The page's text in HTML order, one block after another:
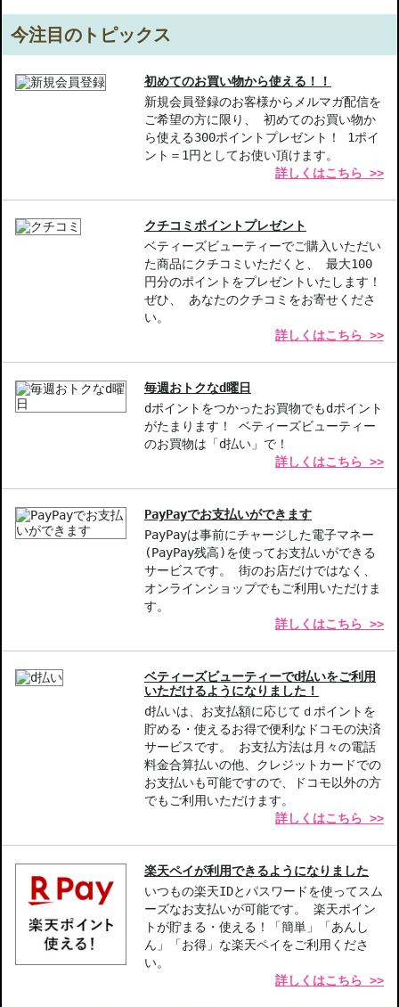
です。
【ご注意ください】
◇こちらの商品は代引きでの発送ができかねます。代引きでご注文
いただいた場合は、コンビニ後払いに変更をさせて頂きます。コン
ビニ後払いには、決済代行会社による審査がございます。予めご了
◇こちらの商品は、ヤマト運輸、佐川急便もしくは日本郵便で発送
をさせて頂きます。配送便のご指定はできません。
◇お届け日・お時間帯指定は承っておりません。
◇配送伝票の依頼主名、納品書に弊社以外の物流センター社名が記
載されることがあります。
◇上記注意書き記載がある商品の合計金額が16666円以上の場合、
別途手数料が発生する場合があります。予めご了承ください。
◇1件のご注文でも倉庫が異なる場合や配送用箱の関係で荷物を分割
して配送する場合がございます。予めご了承ください。また、明細
◇この商品はラッピングができません。
軽やかなクリームテクスチャー-肌にスーッと浸透し、重さを感じ
水分バリアをサポート-トレハロースとグリセリンが、肌の水分を
しっかり守る。
植物由来の成分配合-健康的な肌を引き出し、柔らかさと輝きを与
【こんな方へおすすめ】
商品番号：
JAN/UPC：768614178750
低刺激･敏感肌 肌のハリ・弾力
お肌のテカリ
今注目のトピックス
初めてのお買い物から使える！！
新規会員登録のお客様からメルマガ配信を
ご希望の方に限り、 初めてのお買い物か
ら使える300ポイントプレゼント！ 1ポイ
ント＝1円としてお使い頂けます。
詳しくはこちら >>
クチコミポイントプレゼント
ベティーズビューティーでご購入いただい
た商品にクチコミいただくと、 最大100
円分のポイントをプレゼントいたします！
ぜひ、 あなたのクチコミをお寄せくださ
い。
詳しくはこちら >>
毎週おトクなd曜日
dポイントをつかったお買物でもdポイント
がたまります！ ベティーズビューティー
のお買物は「d払い」で！
詳しくはこちら >>
PayPayでお支払いができます
PayPayは事前にチャージした電子マネー
(PayPay残高)を使ってお支払いができる
サービスです。 街のお店だけではなく、
オンラインショップでもご利用いただけま
す。
詳しくはこちら >>
ベティーズビューティーでd払いをご利用
いただけるようになりました！
d払いは、お支払額に応じてｄポイントを
貯める・使えるお得で便利なドコモの決済
サービスです。 お支払方法は月々の電話
料金合算払いの他、クレジットカードでの
お支払いも可能ですので、ドコモ以外の方
でもご利用いただけます。
詳しくはこちら >>
楽天ペイが利用できるようになりました
いつもの楽天IDとパスワードを使ってスム
ーズなお支払いが可能です。 楽天ポイン
トが貯まる・使える！「簡単」「あんし
ん」「お得」な楽天ペイをご利用くださ
い。
詳しくはこちら >>